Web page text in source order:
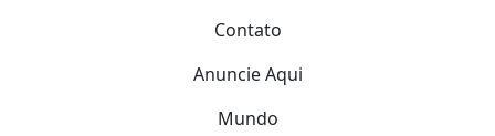
Contato
Anuncie Aqui
Mundo